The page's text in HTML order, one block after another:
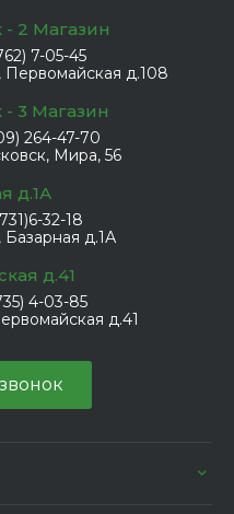
2 Магазин
7-05-45
Первомайская д.108
3 Магазин
264-47-70
Мира, 56
д.1А
32-18
Базарная д.1А
д.41
4-03-85
д.41